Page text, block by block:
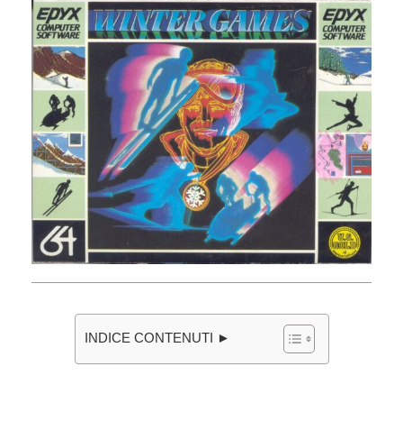
INDICE CONTENUTI ►